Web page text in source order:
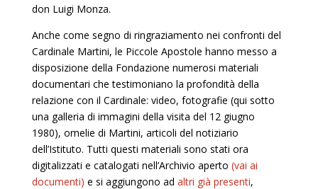
don Luigi Monza.
Anche come segno di ringraziamento nei confronti del
Cardinale Martini, le Piccole Apostole hanno messo a
disposizione della Fondazione numerosi materiali
documentari che testimoniano la profondità della
relazione con il Cardinale: video, fotografie (qui sotto
una galleria di immagini della visita del 12 giugno
1980), omelie di Martini, articoli del notiziario
dell’Istituto. Tutti questi materiali sono stati ora
digitalizzati e catalogati nell’Archivio aperto (vai ai
documenti) e si aggiungono ad altri già presenti,